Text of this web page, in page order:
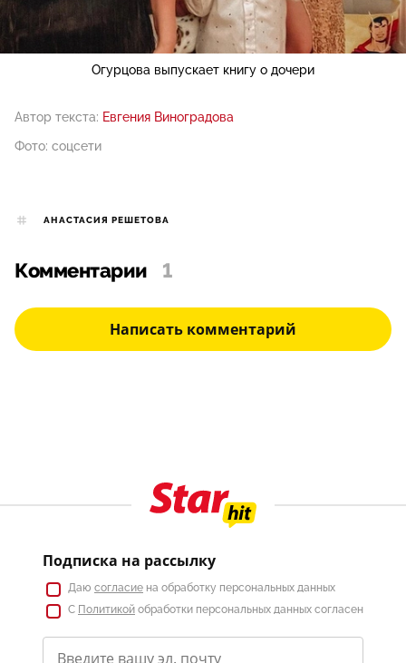
Огурцова выпускает книгу о дочери
Автор текста: Евгения Виноградова
Фото: соцсети
АНАСТАСИЯ РЕШЕТОВА
Комментарии 1
Написать комментарий
Подписка на рассылку
Даю согласие на обработку персональных данных
С Политикой обработки персональных данных согласен